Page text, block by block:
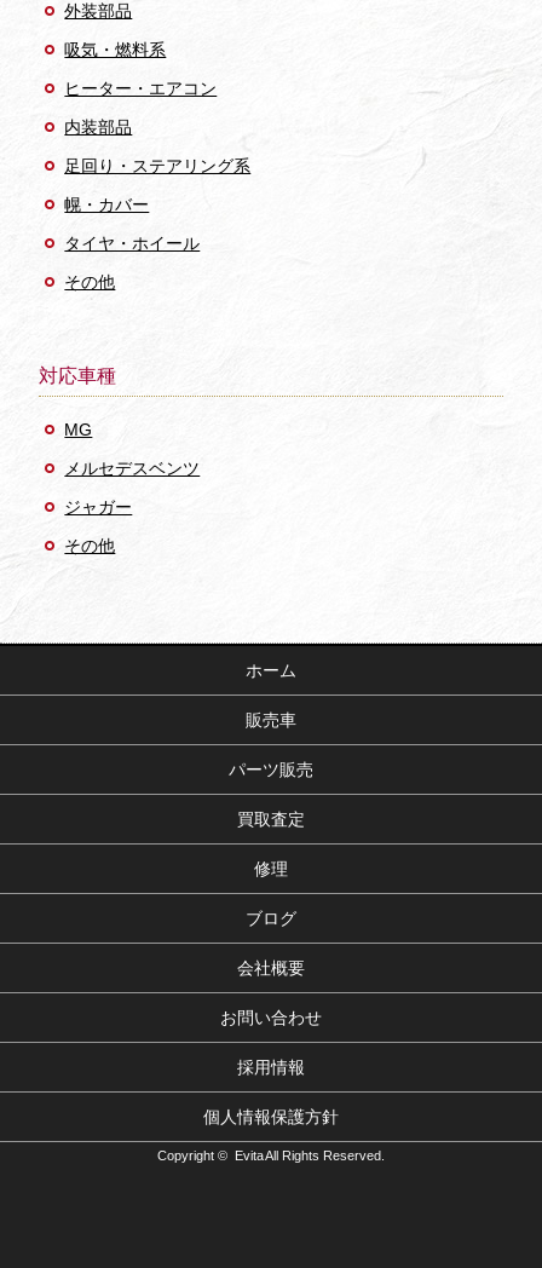
外装部品
吸気・燃料系
ヒーター・エアコン
内装部品
足回り・ステアリング系
幌・カバー
タイヤ・ホイール
その他
対応車種
MG
メルセデスベンツ
ジャガー
その他
ホーム
販売車
パーツ販売
買取査定
修理
ブログ
会社概要
お問い合わせ
採用情報
個人情報保護方針
Copyright © Evita All Rights Reserved.